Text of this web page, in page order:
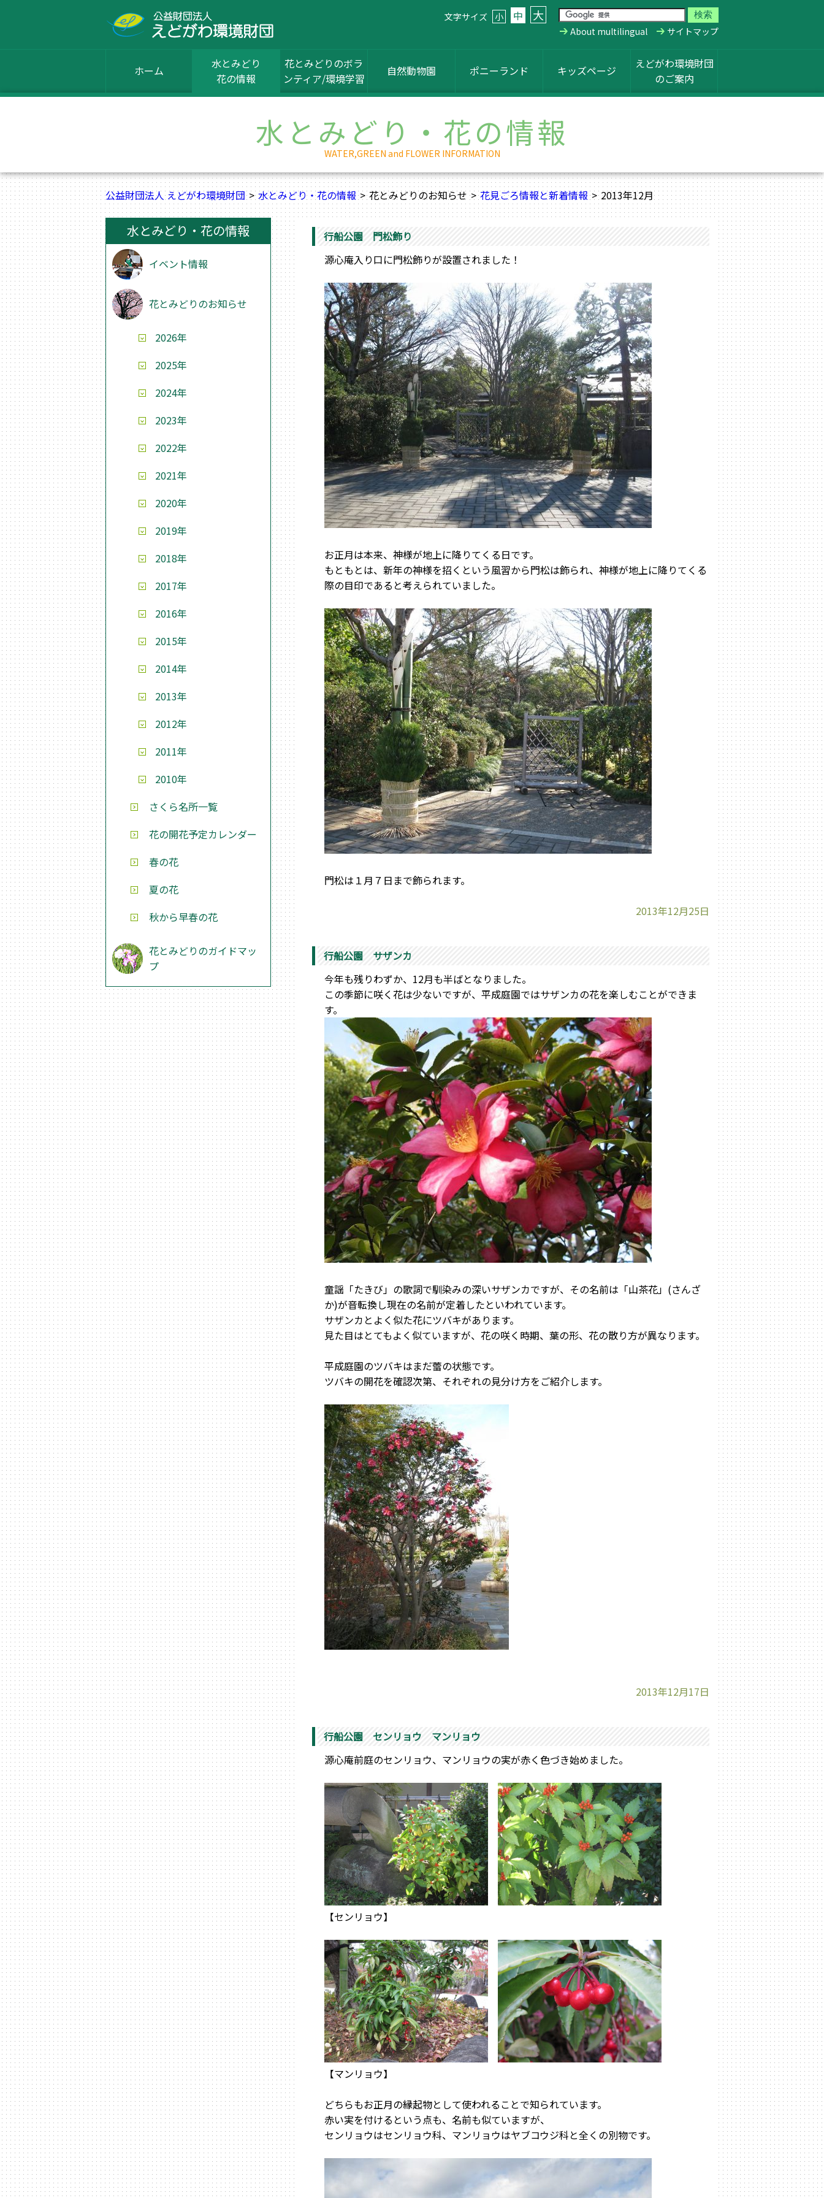
文字サイズ 小 中 大
About multilingual サイトマップ
ホーム
水とみどり
花の情報
花とみどりのボラ
ンティア/環境学習
自然動物園 ポニーランド キッズページ
えどがわ環境財団
のご案内
水とみどり・花の情報
WATER,GREEN and FLOWER INFORMATION
公益財団法人 えどがわ環境財団 水とみどり・花の情報 花とみどりのお知らせ 花見ごろ情報と新着情報 2013年12月
行船公園 門松飾り
源心庵入り口に門松飾りが設置されました！
お正月は本来、神様が地上に降りてくる日です。
もともとは、新年の神様を招くという風習から門松は飾られ、神様が地上に降りてくる
際の目印であると考えられていました。
門松は１月７日まで飾られます。
2013年12月25日
行船公園 サザンカ
今年も残りわずか、12月も半ばとなりました。
この季節に咲く花は少ないですが、平成庭園ではサザンカの花を楽しむことができま
す。
童謡「たきび」の歌詞で馴染みの深いサザンカですが、その名前は「山茶花」(さんざ
か)が音転換し現在の名前が定着したといわれています。
サザンカとよく似た花にツバキがあります。
見た目はとてもよく似ていますが、花の咲く時期、葉の形、花の散り方が異なります。
平成庭園のツバキはまだ蕾の状態です。
ツバキの開花を確認次第、それぞれの見分け方をご紹介します。
2013年12月17日
行船公園 センリョウ マンリョウ
源心庵前庭のセンリョウ、マンリョウの実が赤く色づき始めました。
【センリョウ】
【マンリョウ】
どちらもお正月の縁起物として使われることで知られています。
赤い実を付けるという点も、名前も似ていますが、
センリョウはセンリョウ科、マンリョウはヤブコウジ科と全くの別物です。
水とみどり・花の情報
イベント情報
花とみどりのお知らせ
2026年
2025年
2024年
2023年
2022年
2021年
2020年
2019年
2018年
2017年
2016年
2015年
2014年
2013年
2012年
2011年
2010年
さくら名所一覧
花の開花予定カレンダー
春の花
夏の花
秋から早春の花
花とみどりのガイドマッ
プ